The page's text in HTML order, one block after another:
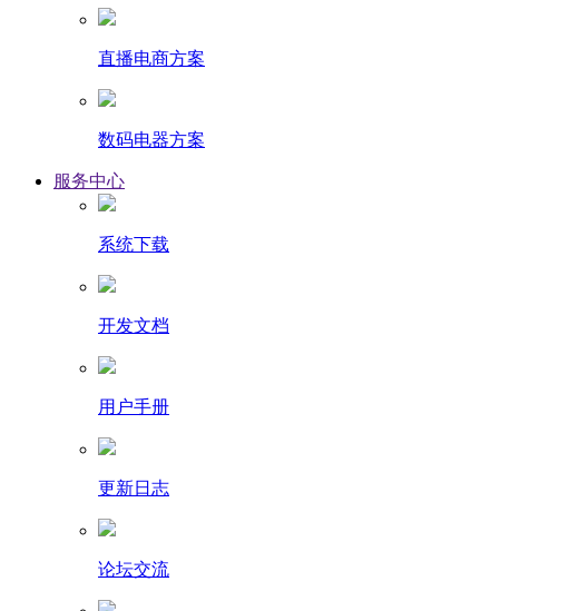
直播电商方案
数码电器方案
服务中心
系统下载
开发文档
用户手册
更新日志
论坛交流